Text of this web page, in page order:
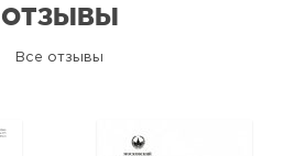
ОТЗЫВЫ
Все отзывы